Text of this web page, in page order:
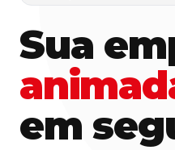
Sua
em